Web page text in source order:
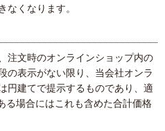
なくなります。
注文時のオンラインショップ内の
の表示がない限り、当会社オンラ
円建てで提示するものであり、適
る場合にはこれも含めた合計価格